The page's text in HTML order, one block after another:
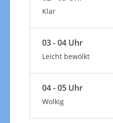
Klar
03 - 04 Uhr
Leicht bewölkt
04 - 05 Uhr
Wolkig